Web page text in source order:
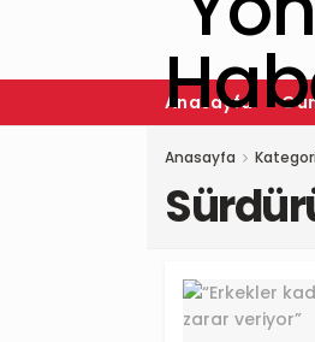
Anasayfa
Anasayfa Kategori